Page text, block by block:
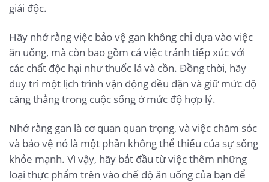
giải độc.
Hãy nhớ rằng việc bảo vệ gan không chỉ dựa vào việc
ăn uống, mà còn bao gồm cả việc tránh tiếp xúc với
các chất độc hại như thuốc lá và cồn. Đồng thời, hãy
duy trì một lịch trình vận động đều đặn và giữ mức độ
căng thẳng trong cuộc sống ở mức độ hợp lý.
Nhớ rằng gan là cơ quan quan trọng, và việc chăm sóc
và bảo vệ nó là một phần không thể thiếu của sự sống
khỏe mạnh. Vì vậy, hãy bắt đầu từ việc thêm những
loại thực phẩm trên vào chế độ ăn uống của bạn để